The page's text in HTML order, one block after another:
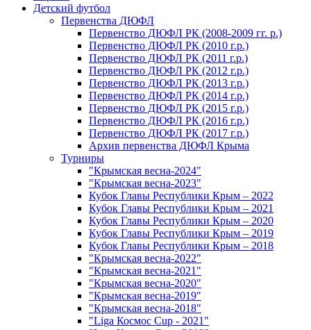
Детский футбол
Первенства ДЮФЛ
Первенство ДЮФЛ РК (2008-2009 гг. р.)
Первенство ДЮФЛ РК (2010 г.р.)
Первенство ДЮФЛ РК (2011 г.р.)
Первенство ДЮФЛ РК (2012 г.р.)
Первенство ДЮФЛ РК (2013 г.р.)
Первенство ДЮФЛ РК (2014 г.р.)
Первенство ДЮФЛ РК (2015 г.р.)
Первенство ДЮФЛ РК (2016 г.р.)
Первенство ДЮФЛ РК (2017 г.р.)
Архив первенства ДЮФЛ Крыма
Турниры
"Крымская весна-2024"
"Крымская весна-2023"
Кубок Главы Республики Крым – 2022
Кубок Главы Республики Крым – 2021
Кубок Главы Республики Крым – 2020
Кубок Главы Республики Крым – 2019
Кубок Главы Республики Крым – 2018
"Крымская весна-2022"
"Крымская весна-2021"
"Крымская весна-2020"
"Крымская весна-2019"
"Крымская весна-2018"
"Liga Космос Cup - 2021"